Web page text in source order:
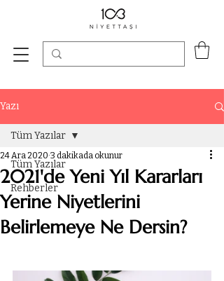
Yazı
Tüm Yazılar
Rehberler
Tüm Yazılar
2021'de Yeni Yıl Kararları
Yerine Niyetlerini
Belirlemeye Ne Dersin?
24 Ara 2020 3 dakikada okunur